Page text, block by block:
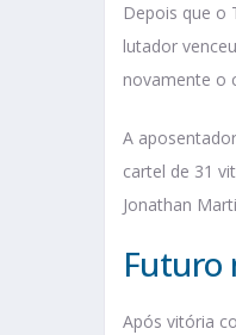
Depois que o
lutador
novamente o
A
cartel de 31
Jonathan
Futuro
Após vitória